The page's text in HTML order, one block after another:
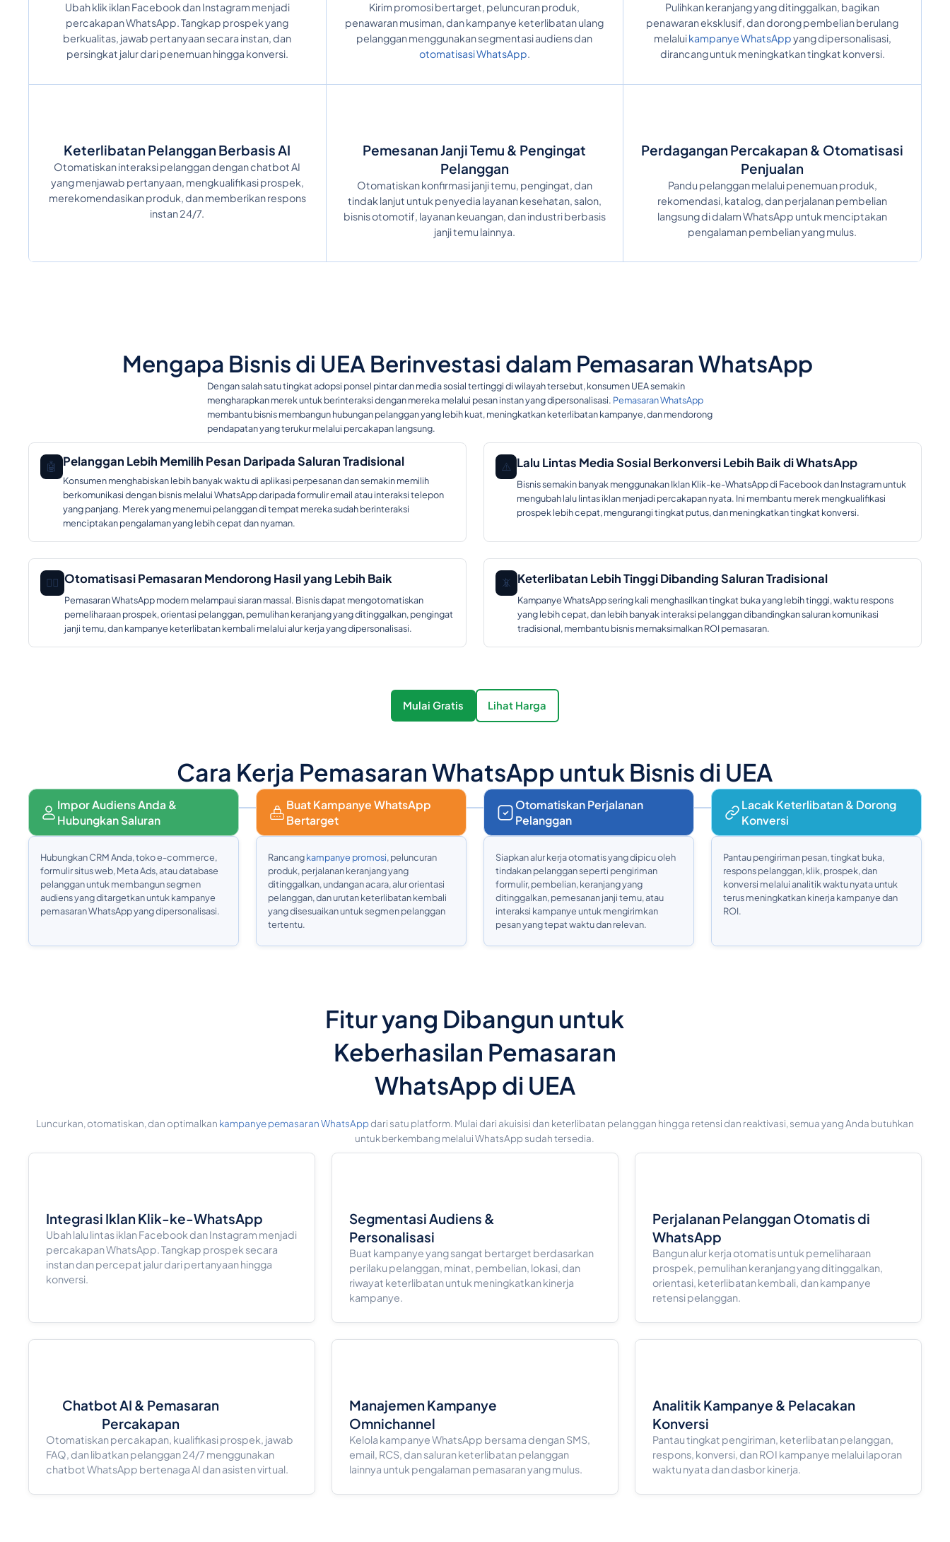
Ubah klik iklan Facebook dan Instagram menjadi
percakapan WhatsApp. Tangkap prospek yang
berkualitas, jawab pertanyaan secara instan, dan
persingkat jalur dari penemuan hingga konversi.
Kirim promosi bertarget, peluncuran produk,
penawaran musiman, dan kampanye keterlibatan ulang
pelanggan menggunakan segmentasi audiens dan
otomatisasi WhatsApp.
Pulihkan keranjang yang ditinggalkan, bagikan
penawaran eksklusif, dan dorong pembelian berulang
melaluikampanye WhatsAppyang dipersonalisasi,
dirancang untuk meningkatkan tingkat konversi.
Keterlibatan Pelanggan Berbasis AI
Otomatiskan interaksi pelanggan dengan chatbot AI
yang menjawab pertanyaan, mengkualifikasi prospek,
merekomendasikan produk, dan memberikan respons
instan 24/7.
Pemesanan Janji Temu & Pengingat
Pelanggan
Otomatiskan konfirmasi janji temu, pengingat, dan
tindak lanjut untuk penyedia layanan kesehatan, salon,
bisnis otomotif, layanan keuangan, dan industri berbasis
janji temu lainnya.
Perdagangan Percakapan & Otomatisasi
Penjualan
Pandu pelanggan melalui penemuan produk,
rekomendasi, katalog, dan perjalanan pembelian
langsung di dalam WhatsApp untuk menciptakan
pengalaman pembelian yang mulus.
Mengapa Bisnis di UEA Berinvestasi dalam Pemasaran WhatsApp
Dengan salah satu tingkat adopsi ponsel pintar dan media sosial tertinggi di wilayah tersebut, konsumen UEA semakin
mengharapkan merek untuk berinteraksi dengan mereka melalui pesan instan yang dipersonalisasi. Pemasaran WhatsApp
membantu bisnis membangun hubungan pelanggan yang lebih kuat, meningkatkan keterlibatan kampanye, dan mendorong
pendapatan yang terukur melalui percakapan langsung.
🤖 Pelanggan Lebih Memilih Pesan Daripada Saluran Tradisional
Konsumen menghabiskan lebih banyak waktu di aplikasi perpesanan dan semakin memilih
berkomunikasi dengan bisnis melalui WhatsApp daripada formulir email atau interaksi telepon
yang panjang. Merek yang menemui pelanggan di tempat mereka sudah berinteraksi
menciptakan pengalaman yang lebih cepat dan nyaman.
⚠️ Lalu Lintas Media Sosial Berkonversi Lebih Baik di WhatsApp
Bisnis semakin banyak menggunakan Iklan Klik-ke-WhatsApp di Facebook dan Instagram untuk
mengubah lalu lintas iklan menjadi percakapan nyata. Ini membantu merek mengkualifikasi
prospek lebih cepat, mengurangi tingkat putus, dan meningkatkan tingkat konversi.
🕵️‍♂️ Otomatisasi Pemasaran Mendorong Hasil yang Lebih Baik
Pemasaran WhatsApp modern melampaui siaran massal. Bisnis dapat mengotomatiskan
pemeliharaan prospek, orientasi pelanggan, pemulihan keranjang yang ditinggalkan, pengingat
janji temu, dan kampanye keterlibatan kembali melalui alur kerja yang dipersonalisasi.
📵 Keterlibatan Lebih Tinggi Dibanding Saluran Tradisional
Kampanye WhatsApp sering kali menghasilkan tingkat buka yang lebih tinggi, waktu respons
yang lebih cepat, dan lebih banyak interaksi pelanggan dibandingkan saluran komunikasi
tradisional, membantu bisnis memaksimalkan ROI pemasaran.
Mulai Gratis Lihat Harga
Cara Kerja Pemasaran WhatsApp untuk Bisnis di UEA
Impor Audiens Anda &
Hubungkan Saluran
Hubungkan CRM Anda, toko e-commerce,
formulir situs web, Meta Ads, atau database
pelanggan untuk membangun segmen
audiens yang ditargetkan untuk kampanye
pemasaran WhatsApp yang dipersonalisasi.
Buat Kampanye WhatsApp
Bertarget
Rancangkampanye promosi, peluncuran
produk, perjalanan keranjang yang
ditinggalkan, undangan acara, alur orientasi
pelanggan, dan urutan keterlibatan kembali
yang disesuaikan untuk segmen pelanggan
tertentu.
Otomatiskan Perjalanan
Pelanggan
Siapkan alur kerja otomatis yang dipicu oleh
tindakan pelanggan seperti pengiriman
formulir, pembelian, keranjang yang
ditinggalkan, pemesanan janji temu, atau
interaksi kampanye untuk mengirimkan
pesan yang tepat waktu dan relevan.
Lacak Keterlibatan & Dorong
Konversi
Pantau pengiriman pesan, tingkat buka,
respons pelanggan, klik, prospek, dan
konversi melalui analitik waktu nyata untuk
terus meningkatkan kinerja kampanye dan
ROI.
Fitur yang Dibangun untuk
Keberhasilan Pemasaran
WhatsApp di UEA
Luncurkan, otomatiskan, dan optimalkan kampanye pemasaran WhatsAppdari satu platform. Mulai dari akuisisi dan keterlibatan pelanggan hingga retensi dan reaktivasi, semua yang Anda butuhkan
untuk berkembang melalui WhatsApp sudah tersedia.
Integrasi Iklan Klik-ke-WhatsApp
Ubah lalu lintas iklan Facebook dan Instagram menjadi
percakapan WhatsApp. Tangkap prospek secara
instan dan percepat jalur dari pertanyaan hingga
konversi.
Segmentasi Audiens &
Personalisasi
Buat kampanye yang sangat bertarget berdasarkan
perilaku pelanggan, minat, pembelian, lokasi, dan
riwayat keterlibatan untuk meningkatkan kinerja
kampanye.
Perjalanan Pelanggan Otomatis di
WhatsApp
Bangun alur kerja otomatis untuk pemeliharaan
prospek, pemulihan keranjang yang ditinggalkan,
orientasi, keterlibatan kembali, dan kampanye
retensi pelanggan.
Chatbot AI & Pemasaran
Percakapan
Otomatiskan percakapan, kualifikasi prospek, jawab
FAQ, dan libatkan pelanggan 24/7 menggunakan
chatbot WhatsApp bertenaga AI dan asisten virtual.
Manajemen Kampanye
Omnichannel
Kelola kampanye WhatsApp bersama dengan SMS,
email, RCS, dan saluran keterlibatan pelanggan
lainnya untuk pengalaman pemasaran yang mulus.
Analitik Kampanye & Pelacakan
Konversi
Pantau tingkat pengiriman, keterlibatan pelanggan,
respons, konversi, dan ROI kampanye melalui laporan
waktu nyata dan dasbor kinerja.